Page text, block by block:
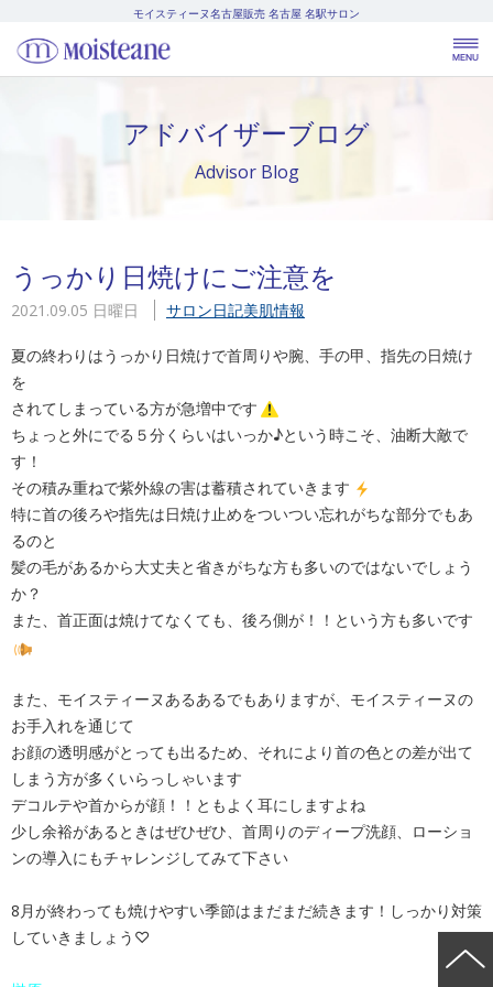
モイスティーヌ名古屋販売 名古屋 名駅サロン
アドバイザーブログ
Advisor Blog
うっかり日焼けにご注意を
2021.09.05 日曜日 サロン日記美肌情報
夏の終わりはうっかり日焼けで首周りや腕、手の甲、指先の日焼け
を
されてしまっている方が急増中です
ちょっと外にでる５分くらいはいっか♪という時こそ、油断大敵で
す！
その積み重ねで紫外線の害は蓄積されていきます
特に首の後ろや指先は日焼け止めをついつい忘れがちな部分でもあ
るのと
髪の毛があるから大丈夫と省きがちな方も多いのではないでしょう
か？
また、首正面は焼けてなくても、後ろ側が！！という方も多いです
また、モイスティーヌあるあるでもありますが、モイスティーヌの
お手入れを通じて
お顔の透明感がとっても出るため、それにより首の色との差が出て
しまう方が多くいらっしゃいます
デコルテや首からが顔！！ともよく耳にしますよね
少し余裕があるときはぜひぜひ、首周りのディープ洗顔、ローショ
ンの導入にもチャレンジしてみて下さい
8月が終わっても焼けやすい季節はまだまだ続きます！しっかり対策
していきましょう♡